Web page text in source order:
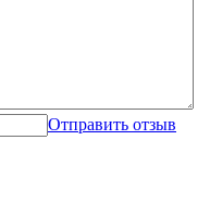
Отправить отзыв